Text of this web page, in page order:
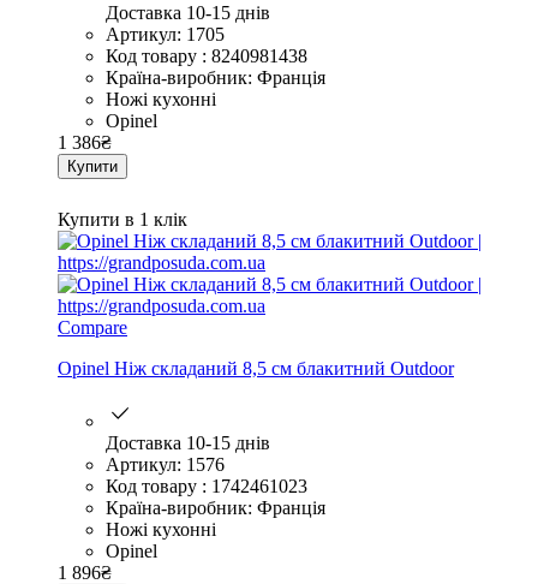
Доставка 10-15 днів
Артикул: 1705
Код товару : 8240981438
Країна-виробник: Франція
Ножі кухонні
Opinel
1 386₴
Купити
Купити в 1 клік
Compare
Opinel Ніж складаний 8,5 см блакитний Outdoor
Доставка 10-15 днів
Артикул: 1576
Код товару : 1742461023
Країна-виробник: Франція
Ножі кухонні
Opinel
1 896₴